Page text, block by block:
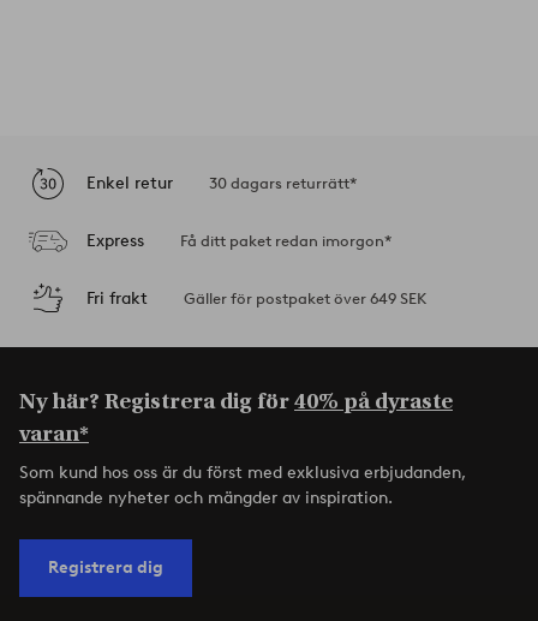
Enkel retur 30 dagars returrätt*
Express Få ditt paket redan imorgon*
Fri frakt Gäller för postpaket över 649 SEK
Ny här? Registrera dig för40% på dyraste
varan*
Som kund hos oss är du först med exklusiva erbjudanden,
spännande nyheter och mängder av inspiration.
Registrera dig